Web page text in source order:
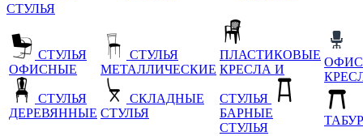
СТУЛЬЯ
СТУЛЬЯ
ОФИСНЫЕ
СТУЛЬЯ
ДЕРЕВЯННЫЕ
СТУЛЬЯ
МЕТАЛЛИЧЕСКИЕ
СКЛАДНЫЕ
СТУЛЬЯ
ПЛАСТИКОВЫЕ
КРЕСЛА И
СТУЛЬЯ
БАРНЫЕ
СТУЛЬЯ